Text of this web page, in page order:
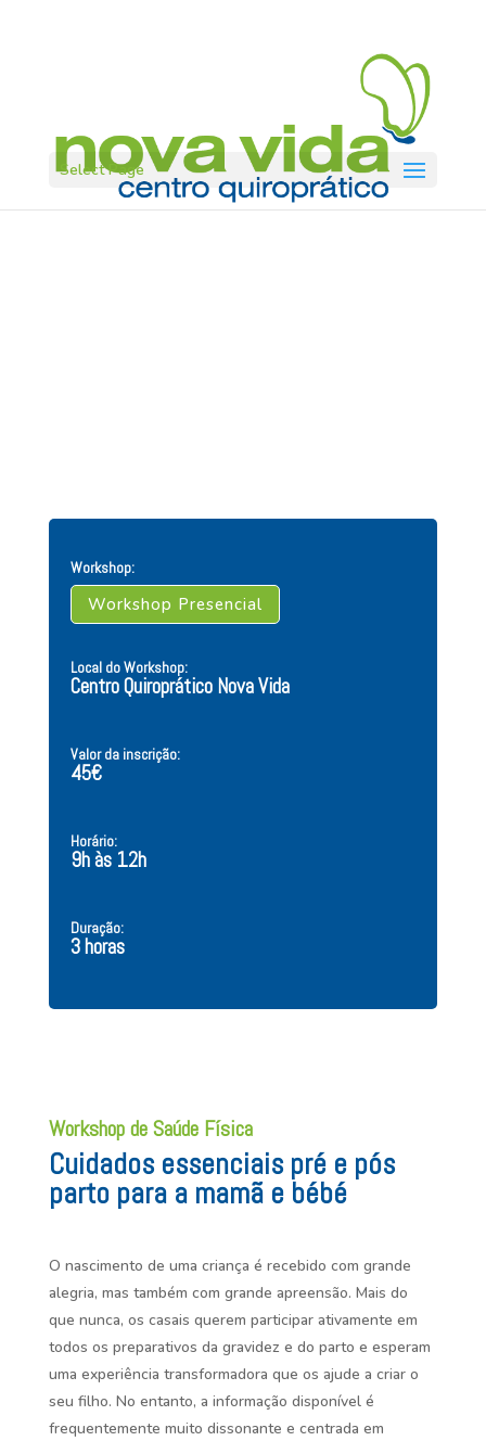
Select Page
Workshop:
Workshop Presencial
Local do Workshop:
Centro Quiroprático Nova Vida
Valor da inscrição:
45€
Horário:
9h às 12h
Duração:
3 horas
Workshop de Saúde Física
Cuidados essenciais pré e pós
parto para a mamã e bébé
O nascimento de uma criança é recebido com grande
alegria, mas também com grande apreensão. Mais do
que nunca, os casais querem participar ativamente em
todos os preparativos da gravidez e do parto e esperam
uma experiência transformadora que os ajude a criar o
seu filho. No entanto, a informação disponível é
frequentemente muito dissonante e centrada em